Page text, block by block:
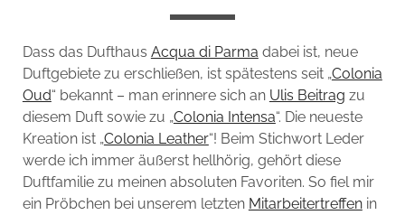
LINK-SAMMLUNG
ARTIKEL-ARCHIV
ONLINE-SHOP
DAS ALZD-TEAM
Dass das Dufthaus Acqua di Parma dabei ist, neue
Duftgebiete zu erschließen, ist spätestens seit „Colonia
Oud“ bekannt – man erinnere sich an Ulis Beitrag zu
diesem Duft sowie zu „Colonia Intensa“. Die neueste
Kreation ist „Colonia Leather“! Beim Stichwort Leder
werde ich immer äußerst hellhörig, gehört diese
Duftfamilie zu meinen absoluten Favoriten. So fiel mir
ein Pröbchen bei unserem letzten Mitarbeitertreffenin